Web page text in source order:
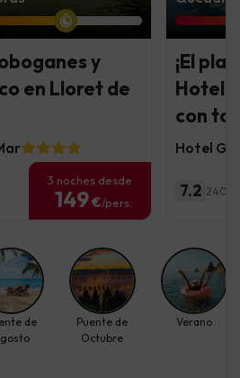
y
en Lloret de
3 noches desde
149€/pers.
¡El
Hotel
con
Hotel
7.2 2400
de
Puente de
Octubre
Verano